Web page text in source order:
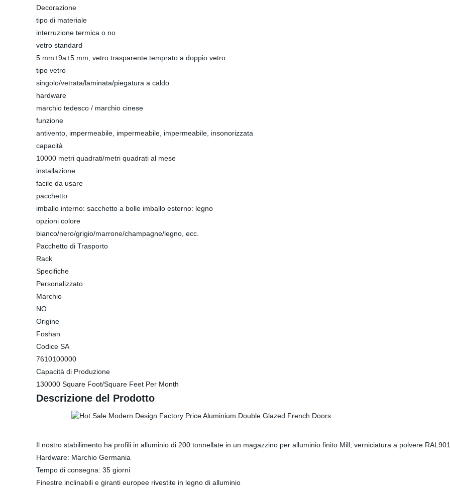
Decorazione
tipo di materiale
interruzione termica o no
vetro standard
5 mm+9a+5 mm, vetro trasparente temprato a doppio vetro
tipo vetro
singolo/vetrata/laminata/piegatura a caldo
hardware
marchio tedesco / marchio cinese
funzione
antivento, impermeabile, impermeabile, impermeabile, insonorizzata
capacità
10000 metri quadrati/metri quadrati al mese
installazione
facile da usare
pacchetto
imballo interno: sacchetto a bolle imballo esterno: legno
opzioni colore
bianco/nero/grigio/marrone/champagne/legno, ecc.
Pacchetto di Trasporto
Rack
Specifiche
Personalizzato
Marchio
NO
Origine
Foshan
Codice SA
7610100000
Capacità di Produzione
130000 Square Foot/Square Feet Per Month
Descrizione del Prodotto
Il nostro stabilimento ha profili in alluminio di 200 tonnellate in un magazzino per alluminio finito Mill, verniciatura a polvere
Hardware: Marchio Germania
Tempo di consegna: 35 giorni
Finestre inclinabili e giranti europee rivestite in legno di alluminio